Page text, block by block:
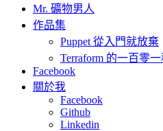
Mr. 礦物男人
作品集
Puppet 從入門就放棄
Terraform 的一百零
Facebook
關於我
Facebook
Github
Linkedin